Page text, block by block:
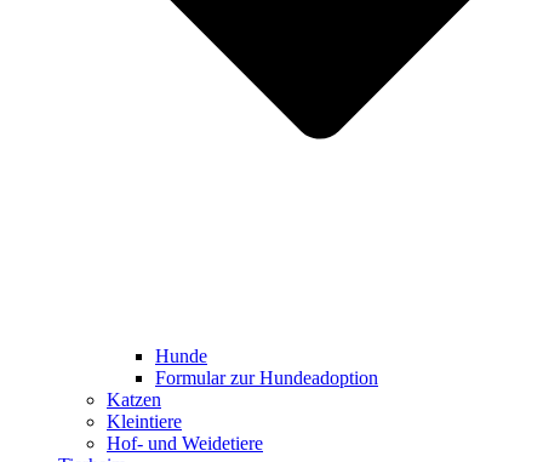
Hunde
Formular zur Hundeadoption
Katzen
Kleintiere
Hof- und Weidetiere